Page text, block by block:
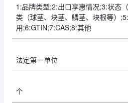
1:品牌类型;2:出口享惠情况;3:状态
类（球茎、块茎、鳞茎、块根等）
用;6:GTIN;7:CAS;8:其他
法定第一单位
个